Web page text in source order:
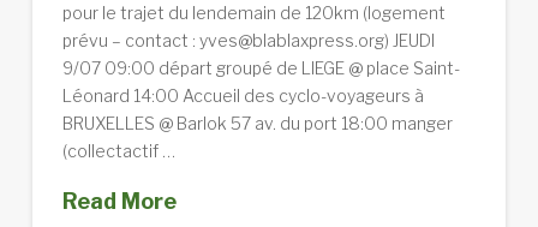
pour le trajet du lendemain de 120km (logement
prévu – contact : yves@blablaxpress.org) JEUDI
9/07 09:00 départ groupé de LIEGE @ place Saint-
Léonard 14:00 Accueil des cyclo-voyageurs à
BRUXELLES @ Barlok 57 av. du port 18:00 manger
(collectactif …
Read More